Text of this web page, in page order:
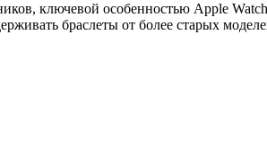
ключевой особенностью Apple
браслеты от более старых